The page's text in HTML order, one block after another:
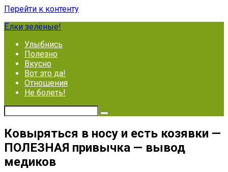
Перейти к контенту
Ёлки зелёные!
Улыбнись
Полезно
Вкусно
Вот это да!
Отношения
Не болеть!
Ковыряться в носу и есть козявки —
ПОЛЕЗНАЯ привычка — вывод
медиков